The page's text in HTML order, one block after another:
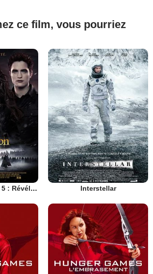
ce film, vous pourriez
Twilight - Chapitre 5 : Révélation 2e partie Interstellar